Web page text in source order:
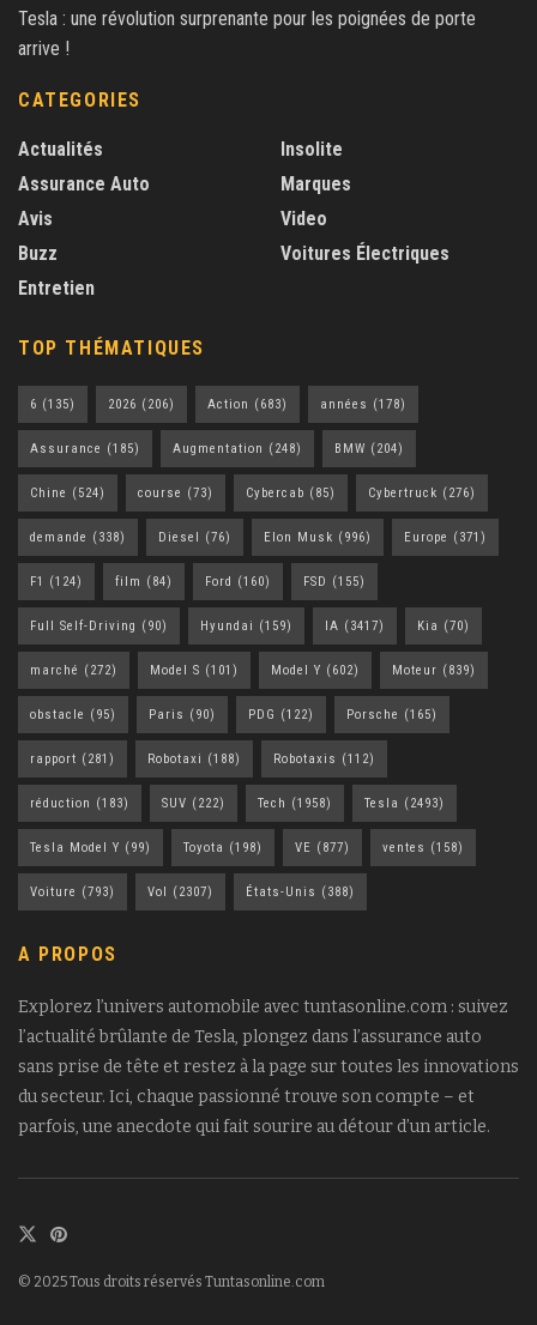
Tesla : une révolution surprenante pour les poignées de porte
arrive !
CATEGORIES
Actualités
Assurance Auto
Avis
Buzz
Entretien
Insolite
Marques
Video
Voitures Électriques
TOP THÉMATIQUES
6 (135) 2026 (206) Action (683) années (178)
Assurance (185) Augmentation (248) BMW (204)
Chine (524) course (73) Cybercab (85) Cybertruck (276)
demande (338) Diesel (76) Elon Musk (996) Europe (371)
F1 (124) film (84) Ford (160) FSD (155)
Full Self-Driving (90) Hyundai (159) IA (3417) Kia (70)
marché (272) Model S (101) Model Y (602) Moteur (839)
obstacle (95) Paris (90) PDG (122) Porsche (165)
rapport (281) Robotaxi (188) Robotaxis (112)
réduction (183) SUV (222) Tech (1958) Tesla (2493)
Tesla Model Y (99) Toyota (198) VE (877) ventes (158)
Voiture (793) Vol (2307) États-Unis (388)
A PROPOS
Explorez l’univers automobile avec tuntasonline.com : suivez
l’actualité brûlante de Tesla, plongez dans l’assurance auto
sans prise de tête et restez à la page sur toutes les innovations
du secteur. Ici, chaque passionné trouve son compte – et
parfois, une anecdote qui fait sourire au détour d’un article.
© 2025 Tous droits réservés Tuntasonline.com